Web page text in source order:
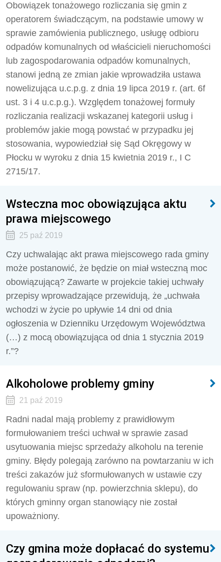
Obowiązek tonażowego rozliczania się gmin z
operatorem świadczącym, na podstawie umowy w
sprawie zamówienia publicznego, usługę odbioru
odpadów komunalnych od właścicieli nieruchomości
lub zagospodarowania odpadów komunalnych,
stanowi jedną ze zmian jakie wprowadziła ustawa
nowelizująca u.c.p.g. z dnia 19 lipca 2019 r. (art. 6f
ust. 3 i 4 u.c.p.g.). Względem tonażowej formuły
rozliczania realizacji wskazanej kategorii usług i
problemów jakie mogą powstać w przypadku jej
stosowania, wypowiedział się Sąd Okręgowy w
Płocku w wyroku z dnia 15 kwietnia 2019 r., I C
2715/17.
Wsteczna moc obowiązująca aktu
prawa miejscowego
25 paź 2019
Czy uchwalając akt prawa miejscowego rada gminy
może postanowić, że będzie on miał wsteczną moc
obowiązującą? Zawarte w projekcie takiej uchwały
przepisy wprowadzające przewidują, że „uchwała
wchodzi w życie po upływie 14 dni od dnia
ogłoszenia w Dzienniku Urzędowym Województwa
(…) z mocą obowiązująca od dnia 1 stycznia 2019
r.”?
Alkoholowe problemy gminy
21 paź 2019
Radni nadal mają problemy z prawidłowym
formułowaniem treści uchwał w sprawie zasad
usytuowania miejsc sprzedaży alkoholu na terenie
gminy. Błędy polegają zarówno na powtarzaniu w ich
treści zakazów już sformułowanych w ustawie czy
regulowaniu spraw (np. powierzchnia sklepu), do
których gminny organ stanowiący nie został
upoważniony.
Czy gmina może dopłacać do systemu